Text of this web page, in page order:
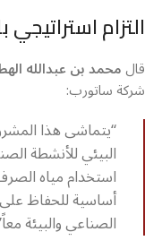
التزام استراتيجي
قالمحمد بن عبدالله
شركة ساتورب:
“يتماشى هذا
البيئي للأنشطة
استخدام مياه
أساسية للحفاظ على
الصناعي والبيئة